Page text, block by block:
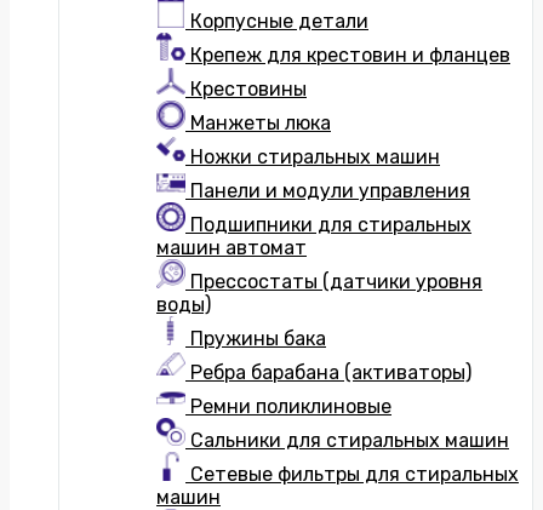
Корпусные детали
Крепеж для крестовин и фланцев
Крестовины
Манжеты люка
Ножки стиральных машин
Панели и модули управления
Подшипники для стиральных
машин автомат
Прессостаты (датчики уровня
воды)
Пружины бака
Ребра барабана (активаторы)
Ремни поликлиновые
Сальники для стиральных машин
Сетевые фильтры для стиральных
машин